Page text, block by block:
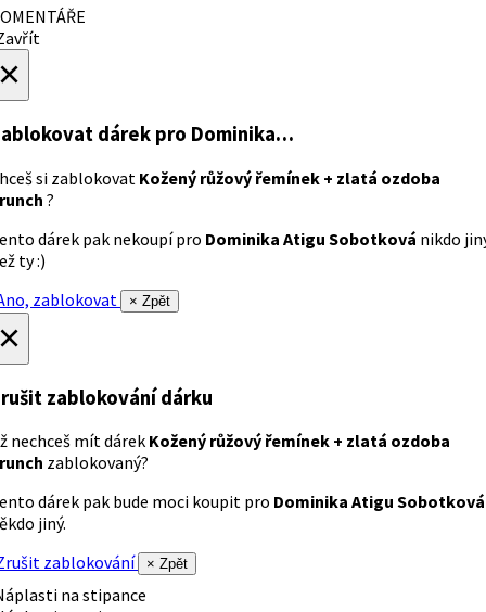
dárek pro Dominika…
si zablokovat Kožený růžový řemínek + zlatá ozdoba
?
dárek pak nekoupí pro Dominika Atigu Sobotková nikdo
ty :)
zablokovat
× Zpět
zablokování dárku
nechceš mít dárek Kožený růžový řemínek + zlatá ozdoba
zablokovaný?
dárek pak bude moci koupit pro Dominika Atigu Sobotková
jiný.
zablokování
× Zpět